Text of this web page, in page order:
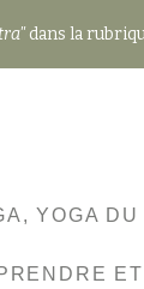
dans la
YOGA